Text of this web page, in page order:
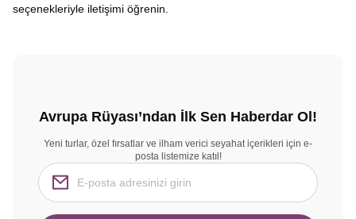
seçenekleriyle iletişimi öğrenin.
Avrupa Rüyası’ndan İlk Sen Haberdar Ol!
Yeni turlar, özel fırsatlar ve ilham verici seyahat içerikleri için e-
posta listemize katıl!